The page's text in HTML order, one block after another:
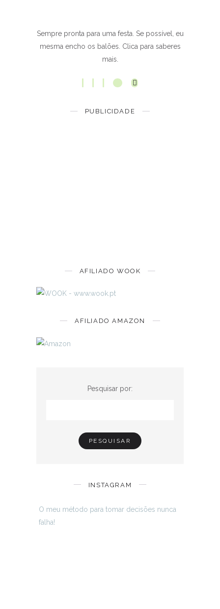
Sempre pronta para uma festa. Se possível, eu
mesma encho os balões. Clica para saberes
mais.
PUBLICIDADE
AFILIADO WOOK
AFILIADO AMAZON
Pesquisar por:
INSTAGRAM
O meu método para tomar decisões nunca
falha!